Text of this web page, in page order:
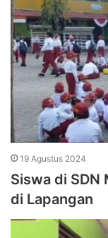
19 Agustus 2024
Siswa di SDN
di Lapangan